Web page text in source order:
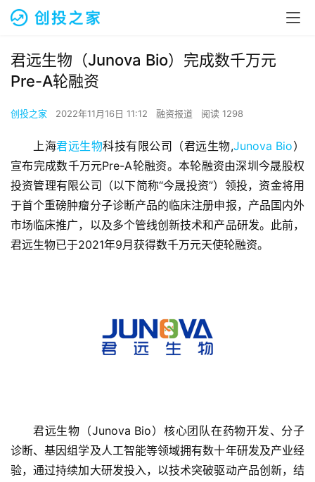
首
页
君远生物（Junova Bio）完成数千万元
Pre-A轮融资
创投之家 2022年11月16日 11:12 融资报道 阅读 1298
上海君远生物科技有限公司（君远生物,Junova Bio）
宣布完成数千万元Pre-A轮融资。本轮融资由深圳今晟股权
投资管理有限公司（以下简称“今晟投资”）领投，资金将用
于首个重磅肿瘤分子诊断产品的临床注册申报，产品国内外
市场临床推广，以及多个管线创新技术和产品研发。此前，
君远生物已于2021年9月获得数千万元天使轮融资。
君远生物（Junova Bio）核心团队在药物开发、分子
诊断、基因组学及人工智能等领域拥有数十年研发及产业经
验，通过持续加大研发投入，以技术突破驱动产品创新，结